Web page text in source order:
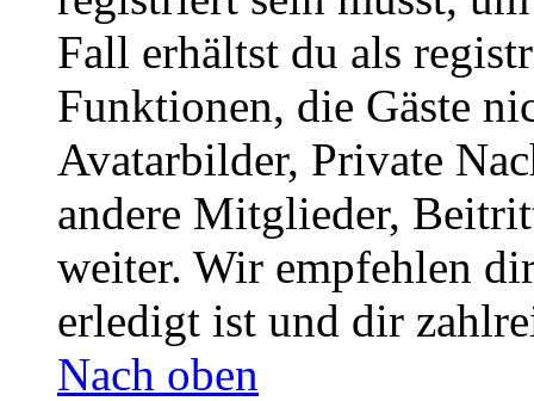
Fall erhältst du als
Funktionen, die Gäste
Avatarbilder, Private
andere Mitglieder,
weiter. Wir empfehlen
erledigt ist und dir
Nach oben